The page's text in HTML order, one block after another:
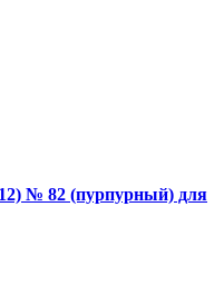
№ 82 (пурпурный) для